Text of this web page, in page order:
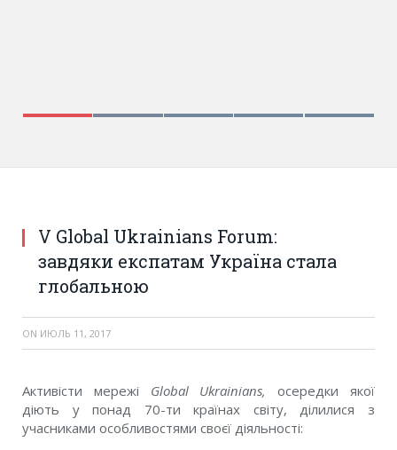
V Global Ukrainians Forum:
завдяки експатам Україна стала
глобальною
ON ИЮЛЬ 11, 2017
Активісти мережі Global Ukrainians,
осередки якої
діють у понад 70-ти країнах світу, ділилися з
учасниками особливостями своєї діяльності: